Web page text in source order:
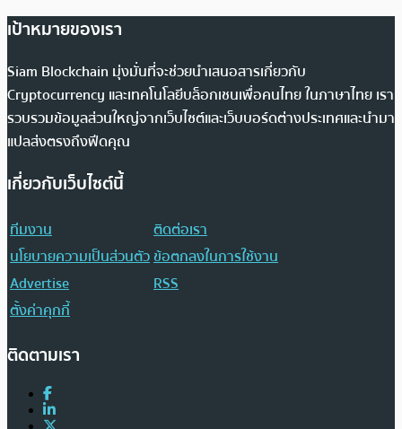
เป้าหมายของเรา
Siam Blockchain มุ่งมั่นที่จะช่วยนำเสนอสารเกี่ยวกับ
Cryptocurrency และเทคโนโลยีบล็อกเชนเพื่อคนไทย ในภาษาไทย เรา
รวบรวมข้อมูลส่วนใหญ่จากเว็บไซต์และเว็บบอร์ดต่างประเทศและนำมา
แปลส่งตรงถึงฟีดคุณ
เกี่ยวกับเว็บไซต์นี้
ทีมงาน
ติดต่อเรา
นโยบายความเป็นส่วนตัวข้อตกลงในการใช้งาน
Advertise
RSS
ตั้งค่าคุกกี้
ติดตามเรา